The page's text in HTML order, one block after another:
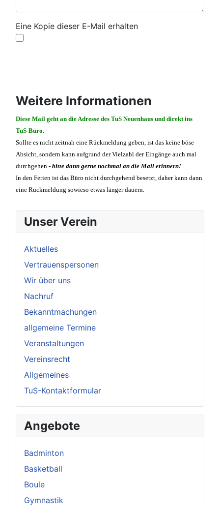
Unser Verein
Aktuelles
Vertrauenspersonen
Wir über uns
Nachruf
Bekanntmachungen
allgemeine Termine
Veranstaltungen
Vereinsrecht
Allgemeines
TuS-Kontaktformular
Angebote
Badminton
Basketball
Boule
Gymnastik
Eine Kopie dieser E-Mail erhalten
Weitere Informationen
Weitere Informationen
Diese Mail geht an die Adresse des TuS Neuenhaus und direkt ins
TuS-Büro.
Sollte es nicht zeitnah eine Rückmeldung geben, ist das keine böse
Absicht, sondern kann aufgrund der Vielzahl der Eingänge auch mal
durchgehen - bitte dann gerne nochmal an die Mail erinnern!
In den Ferien ist das Büro nicht durchgehend besetzt, daher kann dann
eine Rückmeldung sowieso etwas länger dauern.